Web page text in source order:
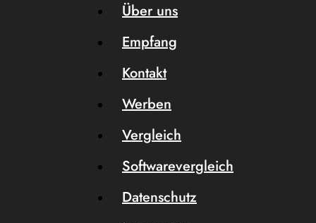
Über uns
Empfang
Kontakt
Werben
Vergleich
Softwarevergleich
Datenschutz